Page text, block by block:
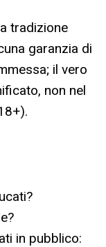
tradizione
garanzia di
il vero
non nel
in pubblico: